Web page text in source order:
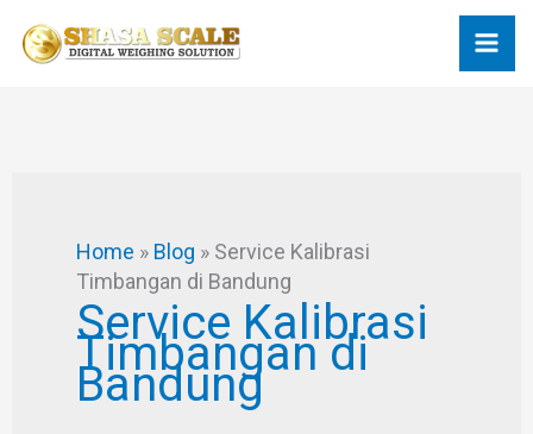
Home » Blog » Service Kalibrasi
Timbangan di Bandung
Service Kalibrasi
Timbangan di
Bandung